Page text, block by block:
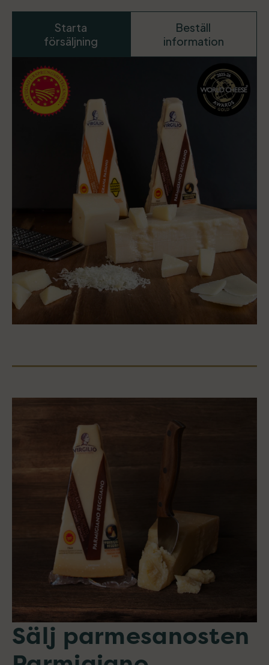
Starta
försäljning
Beställ
information
Sälj parmesanosten